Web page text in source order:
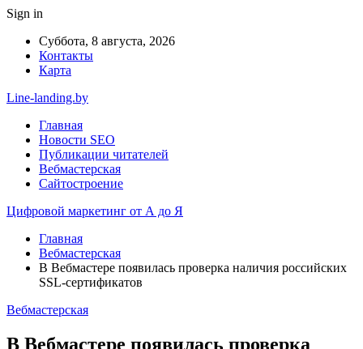
Sign in
Суббота, 8 августа, 2026
Контакты
Карта
Line-landing.by
Главная
Новости SEO
Публикации читателей
Вебмастерская
Сайтостроение
Цифровой маркетинг от А до Я
Главная
Вебмастерская
В Вебмастере появилась проверка наличия российских
SSL-сертификатов
Вебмастерская
В Вебмастере появилась проверка